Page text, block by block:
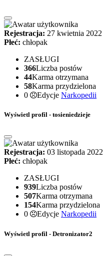
Rejestracja: 27 kwietnia 2022
Płeć: chłopak
ZASŁUGI
366Liczba postów
44Karma otrzymana
58Karma przydzielona
0
Edycje Narkopedii
Wyświetl profil - tosieniedzieje
Rejestracja: 03 listopada 2022
Płeć: chłopak
ZASŁUGI
939Liczba postów
507Karma otrzymana
154Karma przydzielona
0
Edycje Narkopedii
Wyświetl profil - Detronizator2